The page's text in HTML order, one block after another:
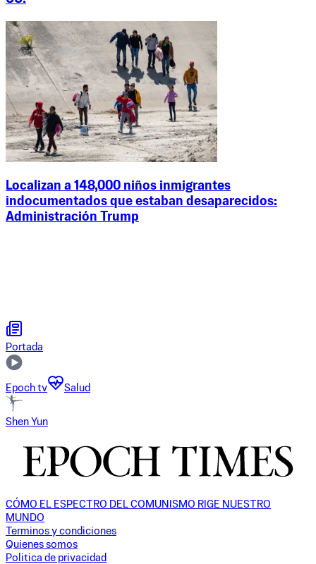
Localizan a 148,000 niños inmigrantes
indocumentados que estaban desaparecidos:
Administración Trump
Portada
Epoch tv Salud
Shen Yun
CÓMO EL ESPECTRO DEL COMUNISMO RIGE NUESTRO
MUNDO
Terminos y condiciones
Quienes somos
Politica de privacidad